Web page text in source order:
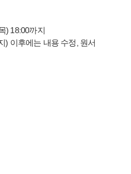
) 18:00까지
) 이후에는 내용 수정, 원서